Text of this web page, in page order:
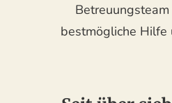
bestmögliche Hilfe